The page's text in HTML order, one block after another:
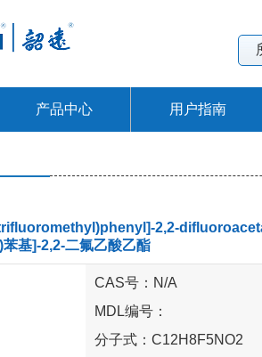
产品中心 用户指南
2,2-
基]-2,2-二氟乙酸乙酯
CAS号：N/A
MDL编号：
分子式：C12H8F5NO2